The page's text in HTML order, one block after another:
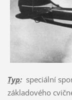
Typ:speciální
základového